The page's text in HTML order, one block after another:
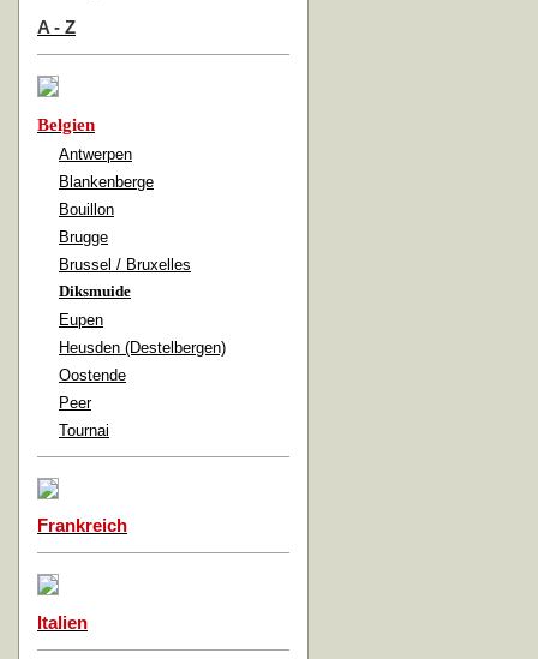
A - Z
Belgien
Antwerpen
Blankenberge
Bouillon
Brugge
Brussel / Bruxelles
Diksmuide
Eupen
Heusden (Destelbergen)
Oostende
Peer
Tournai
Frankreich
Italien